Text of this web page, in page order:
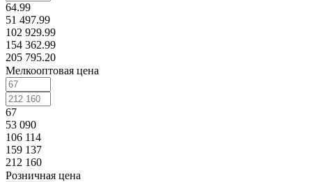
64.99
51 497.99
102 929.99
154 362.99
205 795.20
Мелкооптовая цена
67
53 090
106 114
159 137
212 160
Розничная цена